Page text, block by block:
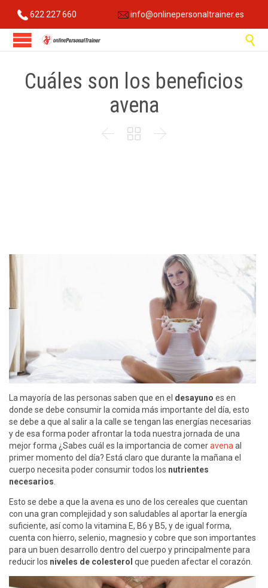
622 227 660 info@onlinepersonaltrainer.es

Cuáles son los beneficios
avena
  
La mayoría de las personas saben que en el desayuno es en
donde se debe consumir la comida más importante del día, esto
se debe a que al salir a la calle se tengan las energías necesarias
y de esa forma poder afrontar la toda nuestra jornada de una
mejor forma ¿Sabes cuál es la importancia de comeravenaal
primer momento del día? Está claro que durante la mañana el
cuerpo necesita poder consumir todos los nutrientes
necesarios.
Esto se debe a que la avena es uno de los cereales que cuentan
con una gran complejidad y son saludables al aportar la energía
suficiente, así como la vitamina E, B6 y B5, y de igual forma,
cuenta con hierro, selenio, magnesio y cobre que son importantes
para un buen desarrollo dentro del cuerpo y principalmente para
reducir los niveles de colesterol que pueden afectar el corazón.